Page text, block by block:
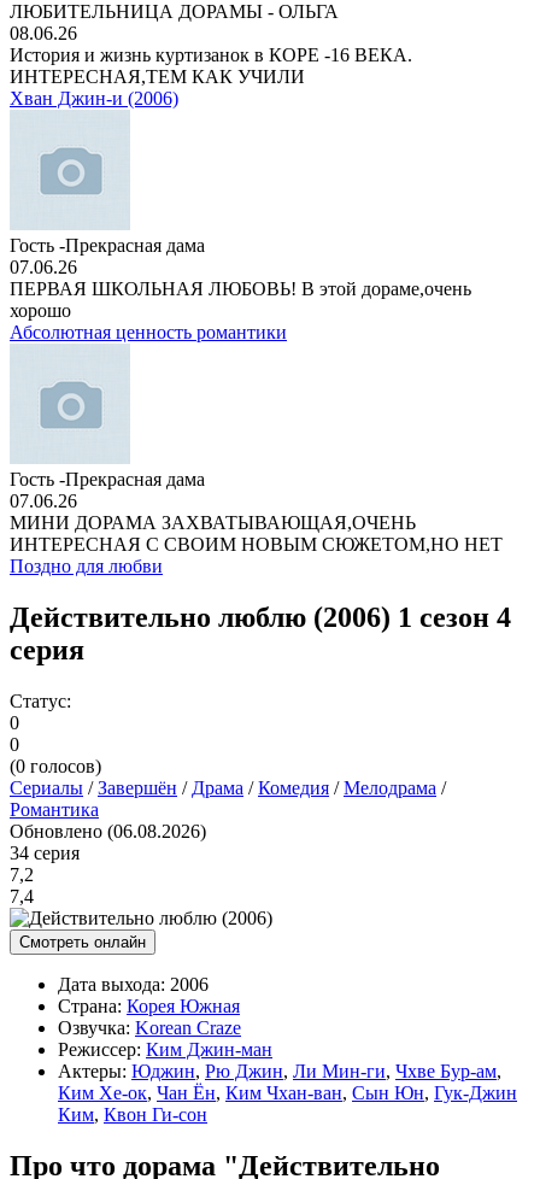
ЛЮБИТЕЛЬНИЦА ДОРАМЫ - ОЛЬГА
08.06.26
История и жизнь куртизанок в КОРЕ -16 ВЕКА.
ИНТЕРЕСНАЯ,ТЕМ КАК УЧИЛИ
Хван Джин-и (2006)
Гость -Прекрасная дама
07.06.26
ПЕРВАЯ ШКОЛЬНАЯ ЛЮБОВЬ! В этой дораме,очень
хорошо
Абсолютная ценность романтики
Гость -Прекрасная дама
07.06.26
МИНИ ДОРАМА ЗАХВАТЫВАЮЩАЯ,ОЧЕНЬ
ИНТЕРЕСНАЯ С СВОИМ НОВЫМ СЮЖЕТОМ,НО НЕТ
Поздно для любви
Действительно люблю (2006) 1 сезон 4
серия
Статус:
0
0
(0 голосов)
Сериалы /Завершён / Драма /Комедия /Мелодрама /
Романтика
Обновлено (06.08.2026)
34 серия
7,2
7,4
Смотреть онлайн
Дата выхода: 2006
Страна: Корея Южная
Озвучка: Korean Craze
Режиссер: Ким Джин-ман
Актеры: Юджин, Рю Джин, Ли Мин-ги, Чхве Бур-ам,
Ким Хе-ок, Чан Ён, Ким Чхан-ван, Сын Юн, Гук-Джин
Ким, Квон Ги-сон
Про что дорама "Действительно